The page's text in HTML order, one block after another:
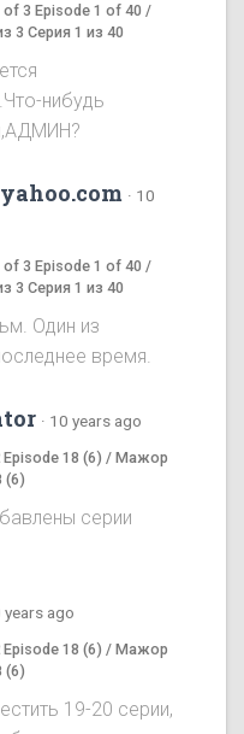
3 Episode 1 of 40 /
3 Серия 1 из 40
нибудь
· 10
3 Episode 1 of 40 /
3 Серия 1 из 40
Один из
время.
· 10 years ago
Episode 18 (6) / Мажор
(6)
серии
years ago
Episode 18 (6) / Мажор
(6)
19-20 серии,